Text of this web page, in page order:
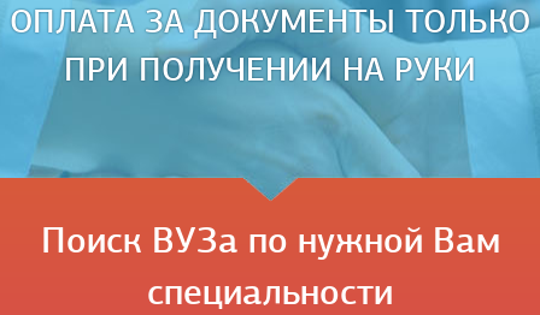
ОПЛАТА ЗА ДОКУМЕНТЫ ТОЛЬКО
ПРИ ПОЛУЧЕНИИ НА РУКИ
Поиск ВУЗа по нужной Вам
специальности